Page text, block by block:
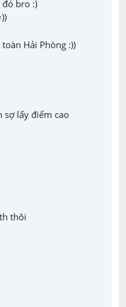
Hải Phòng :))
sợ lấy điểm cao
thôi